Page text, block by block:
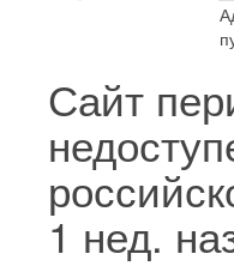
Сайт
1 нед.